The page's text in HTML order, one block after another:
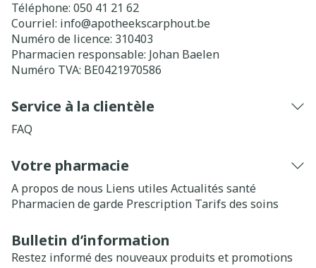
Téléphone: 050 41 21 62
Courriel: info@apotheekscarphout.be
Numéro de licence: 310403
Pharmacien responsable: Johan Baelen
Numéro TVA: BE0421970586
Service à la clientèle
FAQ
Votre pharmacie
A propos de nous Liens utiles Actualités santé
Pharmacien de garde Prescription Tarifs des soins
Bulletin d’information
Restez informé des nouveaux produits et promotions